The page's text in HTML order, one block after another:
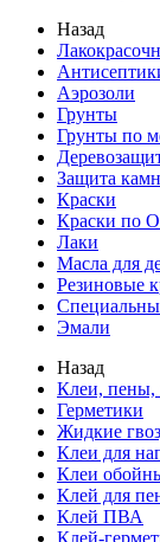
Назад
Аэрозоли
Грунты
Грунты по
Защита
Краски
Краски по
Лаки
Масла для
Резиновые
Эмали
Назад
Клеи, пены,
Герметики
Жидкие
Клеи для
Клеи
Клей для
Клей ПВА
Клей-